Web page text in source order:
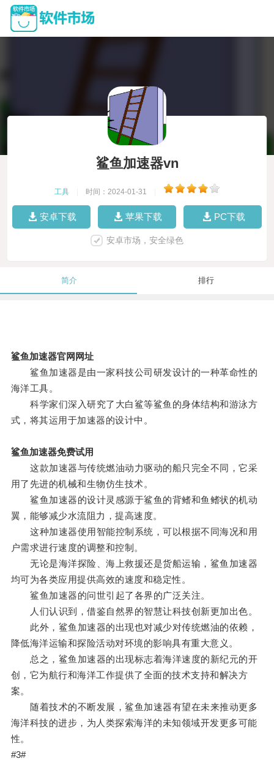
鲨鱼加速器vn
工具 时间：2024-01-31
安卓下载 苹果下载 PC下载
安卓市场，安全绿色
简介 排行
鲨鱼加速器官网网址
鲨鱼加速器是由一家科技公司研发设计的一种革命性的
海洋工具。
科学家们深入研究了大白鲨等鲨鱼的身体结构和游泳方
式，将其运用于加速器的设计中。
鲨鱼加速器免费试用
这款加速器与传统燃油动力驱动的船只完全不同，它采
用了先进的机械和生物仿生技术。
鲨鱼加速器的设计灵感源于鲨鱼的背鳍和鱼鳍状的机动
翼，能够减少水流阻力，提高速度。
这种加速器使用智能控制系统，可以根据不同海况和用
户需求进行速度的调整和控制。
无论是海洋探险、海上救援还是货船运输，鲨鱼加速器
均可为各类应用提供高效的速度和稳定性。
鲨鱼加速器的问世引起了各界的广泛关注。
人们认识到，借鉴自然界的智慧让科技创新更加出色。
此外，鲨鱼加速器的出现也对减少对传统燃油的依赖，
降低海洋运输和探险活动对环境的影响具有重大意义。
总之，鲨鱼加速器的出现标志着海洋速度的新纪元的开
创，它为航行和海洋工作提供了全面的技术支持和解决方
案。
随着技术的不断发展，鲨鱼加速器有望在未来推动更多
海洋科技的进步，为人类探索海洋的未知领域开发更多可能
性。
#3#